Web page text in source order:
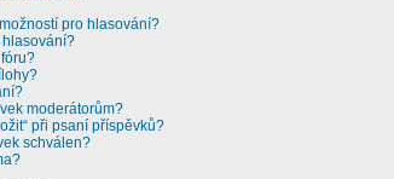
pro hlasování?
hlasování?
moderátorům?
při psaní příspěvků?
schválen?